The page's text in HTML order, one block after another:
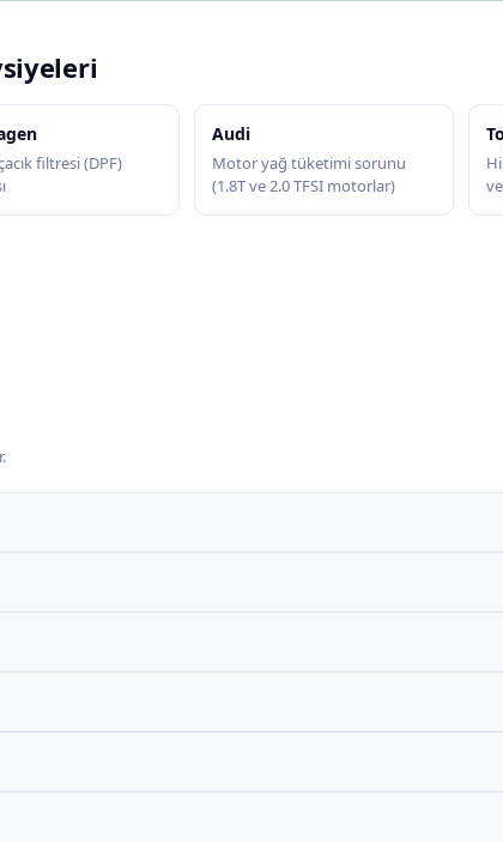
filtresi (DPF)
Audi
Motor yağ tüketimi sorunu
(1.8T ve 2.0 TFSI motorlar)